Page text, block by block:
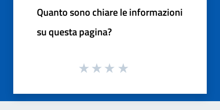
Quanto sono chiare le informazioni
su questa pagina?